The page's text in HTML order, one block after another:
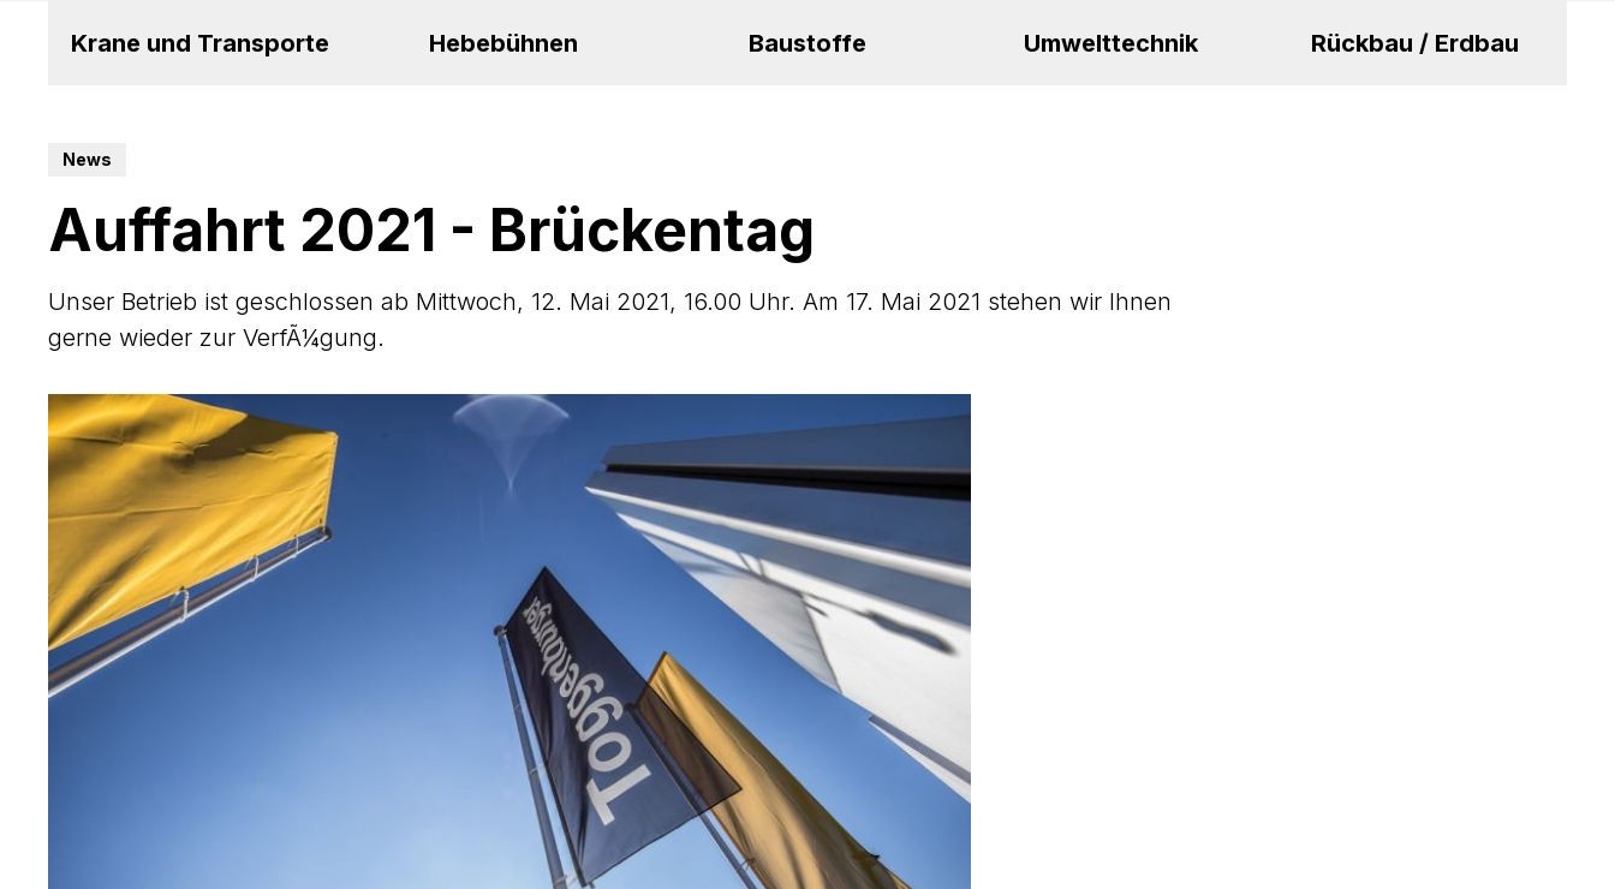
Krane und Transporte Hebebühnen Baustoffe Umwelttechnik Rückbau / Erdbau
News
Auffahrt 2021 - Brückentag
Unser Betrieb ist geschlossen ab Mittwoch, 12. Mai 2021, 16.00 Uhr. Am 17. Mai 2021 stehen wir Ihnen
gerne wieder zur VerfÃ¼gung.